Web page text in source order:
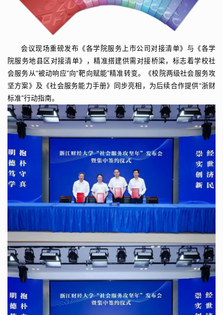
会议现场重磅发布《各学院服务上市公司对接清单》与《各学
院服务地县区对接清单》，精准搭建供需对接桥梁，标志着学校社
会服务从“被动响应”向“靶向赋能”精准转变。《校院两级社会服务攻
坚方案》及《社会服务能力手册》同步亮相，为后续合作提供“浙财
标准”行动指南。